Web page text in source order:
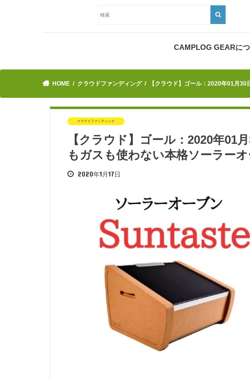
CAMPLOG GEARに
HOME クラウドファンディング 【クラウド】ゴール：2020年01月
クラウドファンディング
【クラウド】ゴール：2020年
もガスも使わない本格ソーラー
2020年1月17日